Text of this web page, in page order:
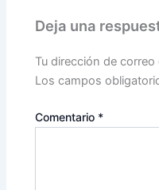
Deja una
Tu dirección de
Los campos
Comentario *